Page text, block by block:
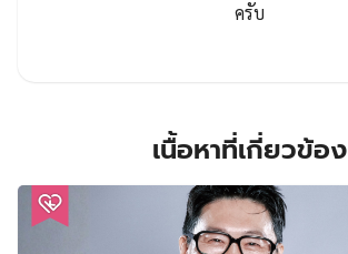
ครับ
เนื้อหาที่เกี่ยวข้อง